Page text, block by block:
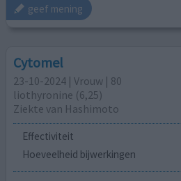
geef mening
Cytomel
23-10-2024 | Vrouw | 80
liothyronine (6,25)
Ziekte van Hashimoto
Effectiviteit
Hoeveelheid bijwerkingen